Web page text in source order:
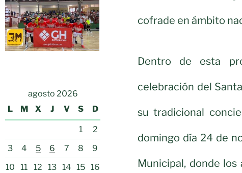
agosto 2026
L
M X J V S D
1
2
3
4 5 6 7 8
9
10
11 12 13 14 15 16
cofrade en ámbito
Dentro de esta
celebración del
su tradicional
domingo día 24 de
Municipal, donde